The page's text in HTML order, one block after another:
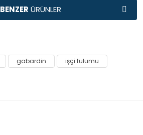
BENZER ÜRÜNLER
TAVSİYE ÜRÜNLER
gabardin
işçi tulumu